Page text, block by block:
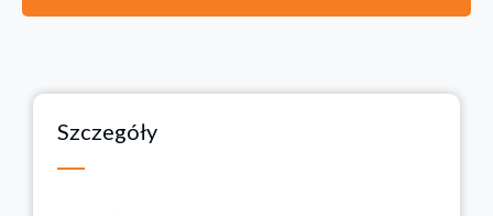
Szczegóły